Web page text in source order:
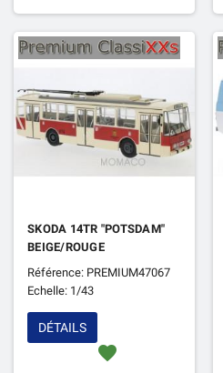
SKODA 14TR "POTSDAM"
BEIGE/ROUGE
Référence: PREMIUM47067
Echelle: 1/43
favorite
DÉTAILS